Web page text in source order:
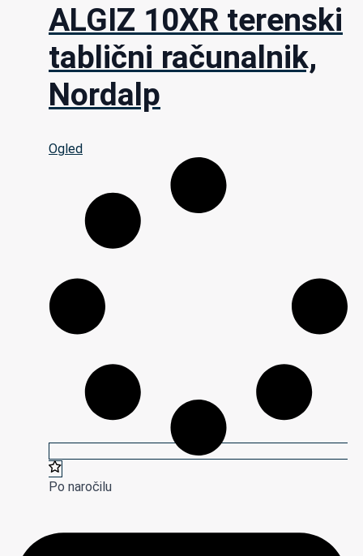
ALGIZ 10XR terenski
tablični računalnik,
Nordalp
Ogled
Po naročilu